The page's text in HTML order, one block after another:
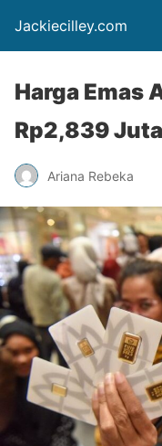
Jackiecilley.com
Harga Emas
Rp2,839
Ariana Rebeka